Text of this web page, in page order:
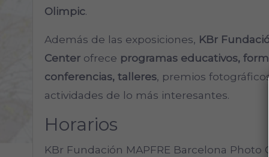
Olimpic.
Además de las exposiciones, KBr
Centerofrece programas educativos,
conferencias, talleres, premios
actividades de lo más interesantes.
Horarios
KBr Fundación MAPFRE Barcelona